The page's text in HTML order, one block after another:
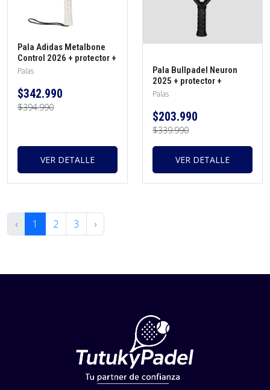
Pala Adidas Metalbone
Control 2026 + protector +
morral + overgrip
Palas
$342.990
$394.990
VER DETALLE
Pala Bullpadel Neuron
2025 + protector +
overgrip
Palas
$203.990
$339.990
VER DETALLE
‹ 1 2 3 ›